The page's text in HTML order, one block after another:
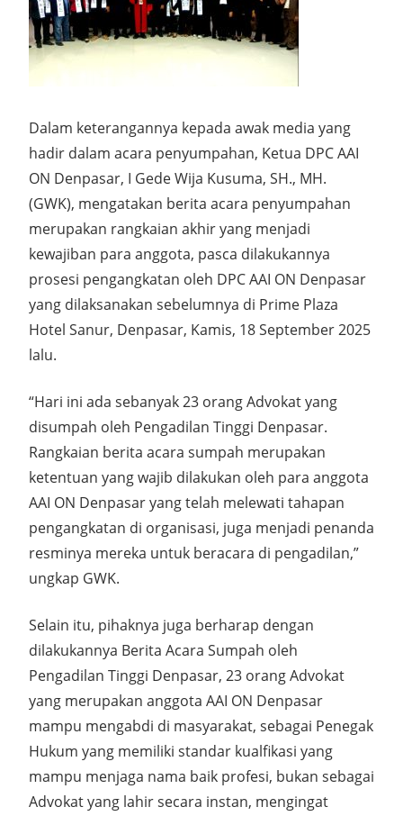
Dalam keterangannya kepada awak media yang
hadir dalam acara penyumpahan, Ketua DPC AAI
ON Denpasar, I Gede Wija Kusuma, SH., MH.
(GWK), mengatakan berita acara penyumpahan
merupakan rangkaian akhir yang menjadi
kewajiban para anggota, pasca dilakukannya
prosesi pengangkatan oleh DPC AAI ON Denpasar
yang dilaksanakan sebelumnya di Prime Plaza
Hotel Sanur, Denpasar, Kamis, 18 September 2025
lalu.
“Hari ini ada sebanyak 23 orang Advokat yang
disumpah oleh Pengadilan Tinggi Denpasar.
Rangkaian berita acara sumpah merupakan
ketentuan yang wajib dilakukan oleh para anggota
AAI ON Denpasar yang telah melewati tahapan
pengangkatan di organisasi, juga menjadi penanda
resminya mereka untuk beracara di pengadilan,”
ungkap GWK.
Selain itu, pihaknya juga berharap dengan
dilakukannya Berita Acara Sumpah oleh
Pengadilan Tinggi Denpasar, 23 orang Advokat
yang merupakan anggota AAI ON Denpasar
mampu mengabdi di masyarakat, sebagai Penegak
Hukum yang memiliki standar kualfikasi yang
mampu menjaga nama baik profesi, bukan sebagai
Advokat yang lahir secara instan, mengingat